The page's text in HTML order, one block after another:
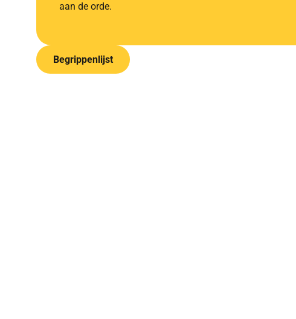
aan de orde.
Begrippenlijst